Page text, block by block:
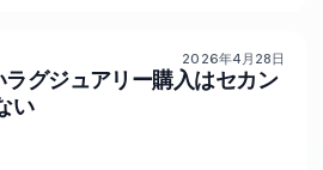
89% 77
2026年4月28日
グジュアリー購入はセカン
い